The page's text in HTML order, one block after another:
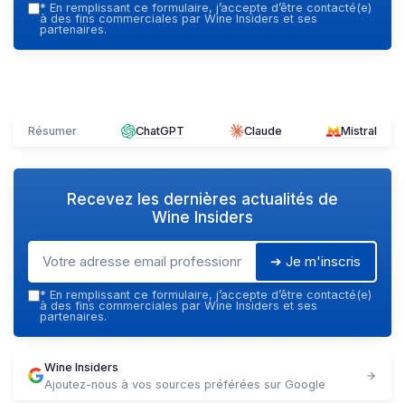
* En remplissant ce formulaire, j’accepte d’être contacté(e)
à des fins commerciales par Wine Insiders et ses
partenaires.
Résumer ChatGPT Claude Mistral
Recevez les dernières actualités de
Wine Insiders
➔ Je m'inscris
* En remplissant ce formulaire, j’accepte d’être contacté(e)
à des fins commerciales par Wine Insiders et ses
partenaires.
Wine Insiders
Ajoutez-nous à vos sources préférées sur Google